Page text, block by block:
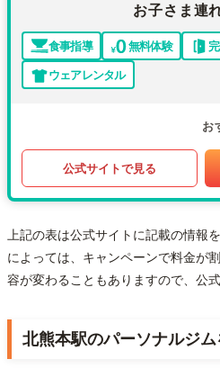
お子さま連
食事指導 無料体験
ウェアレンタル
お
公式サイトで見る
上記の表は公式サイトに記載の情報
によっては、キャンペーンで料金が
容が変わることもありますので、公
北熊本駅のパーソナルジ